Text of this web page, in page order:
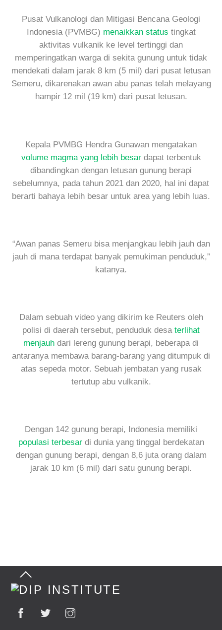
Pusat Vulkanologi dan Mitigasi Bencana Geologi
Indonesia (PVMBG) menaikkan status tingkat
aktivitas vulkanik ke level tertinggi dan
memperingatkan warga di sekita gunung untuk tidak
mendekati dalam jarak 8 km (5 mil) dari pusat letusan
Semeru, dikarenakan awan abu panas telah melayang
hampir 12 mil (19 km) dari pusat letusan.
Kepala PVMBG Hendra Gunawan mengatakan
volume magma yang lebih besardapat terbentuk
dibandingkan dengan letusan gunung berapi
sebelumnya, pada tahun 2021 dan 2020, hal ini dapat
berarti bahaya lebih besar untuk area yang lebih luas.
“Awan panas Semeru bisa menjangkau lebih jauh dan
jauh di mana terdapat banyak pemukiman penduduk,”
katanya.
Dalam sebuah video yang dikirim ke Reuters oleh
polisi di daerah tersebut, penduduk desa terlihat
menjauh dari lereng gunung berapi, beberapa di
antaranya membawa barang-barang yang ditumpuk di
atas sepeda motor. Sebuah jembatan yang rusak
tertutup abu vulkanik.
Dengan 142 gunung berapi, Indonesia memiliki
populasi terbesardi dunia yang tinggal berdekatan
dengan gunung berapi, dengan 8,6 juta orang dalam
jarak 10 km (6 mil) dari satu gunung berapi.
Back
Top